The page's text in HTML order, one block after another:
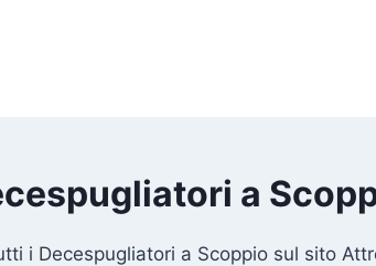
a
i Decespugliatori a Scoppio sul sito